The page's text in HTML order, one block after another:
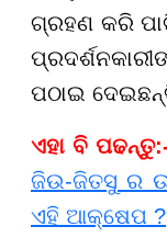
ଗ୍ରହଣ କରି
ପଠାଇ
ଏହା ବି
ଜିଉ-ଜିତସୁ ର
ଏହି ଆକ୍ଷେପ ?